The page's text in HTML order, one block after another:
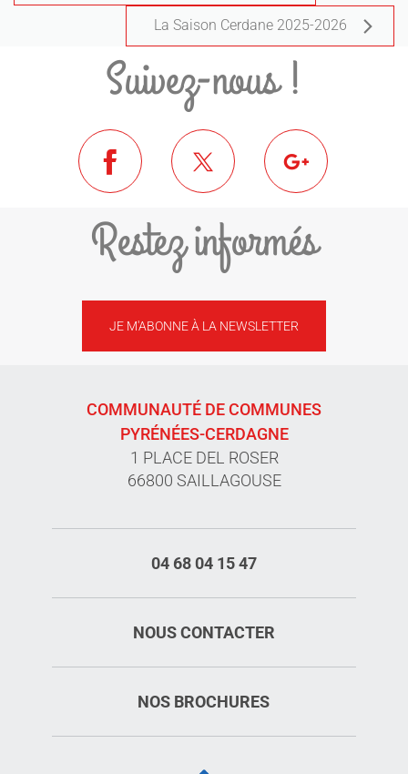
La Saison Cerdane 2025-2026
Suivez-nous !
Restez informés
JE M'ABONNE À LA NEWSLETTER
COMMUNAUTÉ DE COMMUNES
PYRÉNÉES-CERDAGNE
1 PLACE DEL ROSER
66800 SAILLAGOUSE
04 68 04 15 47
NOUS CONTACTER
NOS BROCHURES